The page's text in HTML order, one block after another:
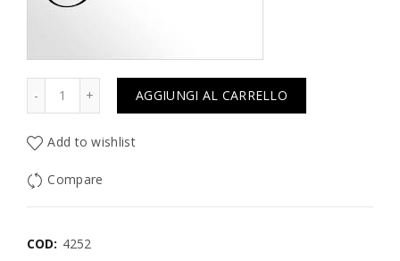
AGGIUNGI AL CARRELLO
Add to wishlist
Compare
COD: 4252